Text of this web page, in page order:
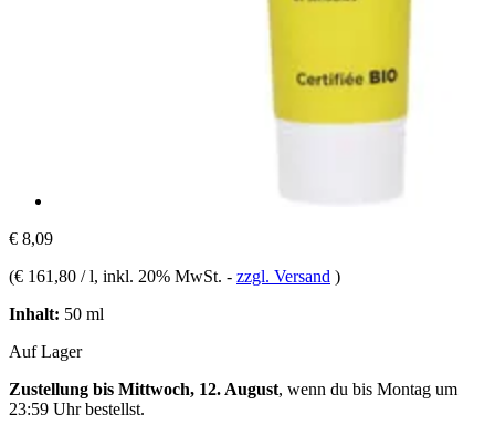
€ 8,09
(€ 161,80 / l, inkl. 20% MwSt. - zzgl. Versand )
Inhalt: 50 ml
Auf Lager
Zustellung bis Mittwoch, 12. August, wenn du bis Montag um
23:59 Uhrbestellst.